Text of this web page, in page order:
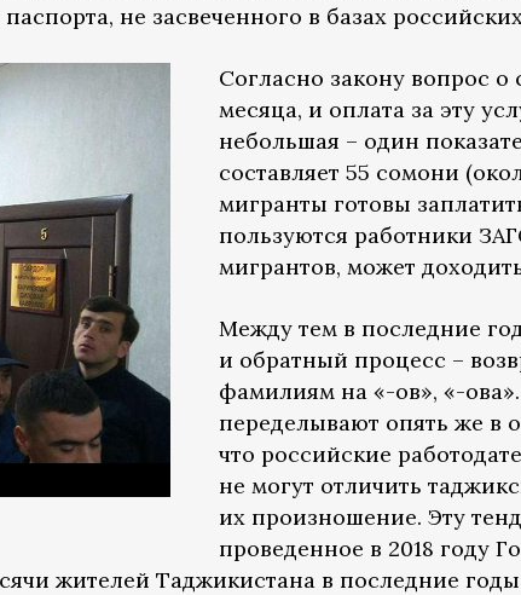
не засвеченного в базах
Согласно закону вопрос
месяца, и оплата за эту
небольшая – один
составляет 55 сомони
мигранты готовы
пользуются работники
мигрантов, может
Между тем в последние
и обратный процесс –
фамилиям на «-ов», «-
переделывают опять же в
что российские
не могут отличить
их произношение. Эту
проведенное в 2018 году
жителей Таджикистана в последние